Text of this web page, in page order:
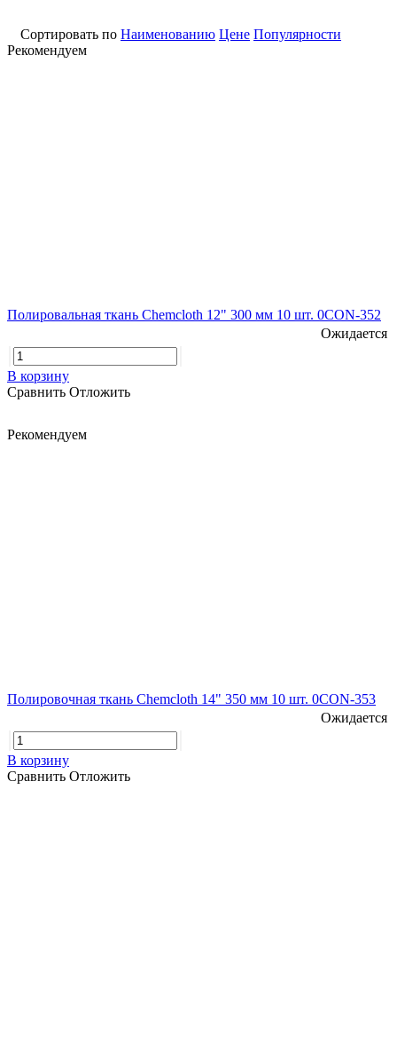
Сортировать по Наименованию Цене Популярности
Рекомендуем
Полировальная ткань Chemcloth 12" 300 мм 10 шт. 0CON-352
Ожидается
В корзину
Сравнить Отложить
Рекомендуем
Полировочная ткань Chemcloth 14" 350 мм 10 шт. 0CON-353
Ожидается
В корзину
Сравнить Отложить